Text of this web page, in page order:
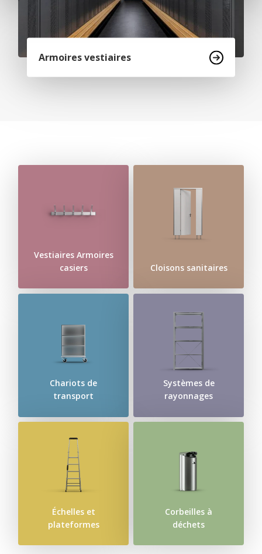
Armoires vestiaires
Vestiaires Armoires
casiers
Cloisons sanitaires
Chariots de
transport
Systèmes de
rayonnages
Échelles et
plateformes
Corbeilles à
déchets